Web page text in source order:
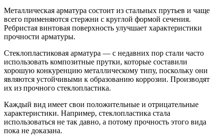
Металлическая арматура состоит из стальных прутьев и чаще
всего применяются стержни с круглой формой сечения.
Ребристая винтовая поверхность улучшает характеристики
прочности арматуры.
Стеклопластиковая арматура — с недавних пор стали часто
использовать композитные прутки, которые составили
хорошую конкуренцию металлическому типу, поскольку они
являются устойчивыми к образованию коррозии. Производят
их из прочного стеклопластика.
Каждый вид имеет свои положительные и отрицательные
характеристики. Например, стеклопластика стала
использоваться не так давно, а потому прочность этого вида
пока не доказана.